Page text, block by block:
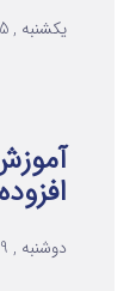
یکشنبه , 25 آبان 1404
افزوده
دوشنبه , 19 آبان 1404